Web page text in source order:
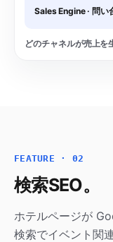
Sales Engine·問い
どのチャネルが売上を
FEATURE · 02
検索SEO。
ホテルページが
検索でイベント関